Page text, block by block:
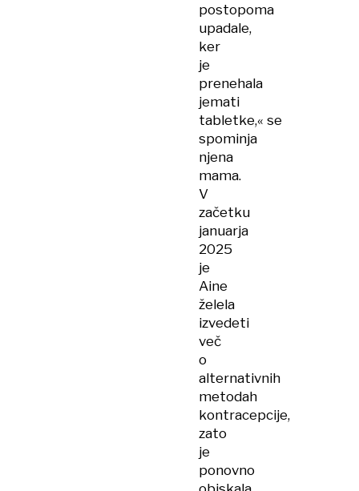
postopoma
upadale,
ker
je
prenehala
jemati
tabletke,« se
spominja
njena
mama.
V
začetku
januarja
2025
je
Aine
želela
izvedeti
več
o
alternativnih
metodah
kontracepcije,
zato
je
ponovno